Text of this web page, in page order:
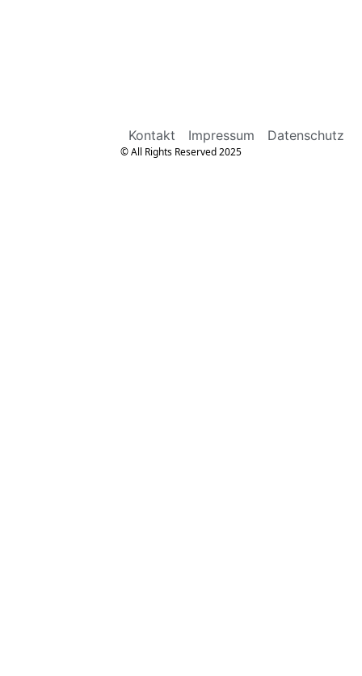
Kontakt Impressum Datenschutz
© All Rights Reserved 2025